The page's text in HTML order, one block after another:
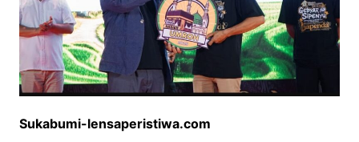
Sukabumi-lensaperistiwa.com